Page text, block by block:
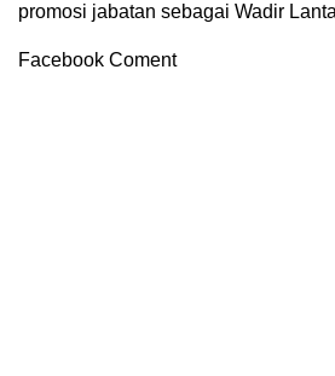
promosi jabatan sebagai Wadir
Facebook Coment